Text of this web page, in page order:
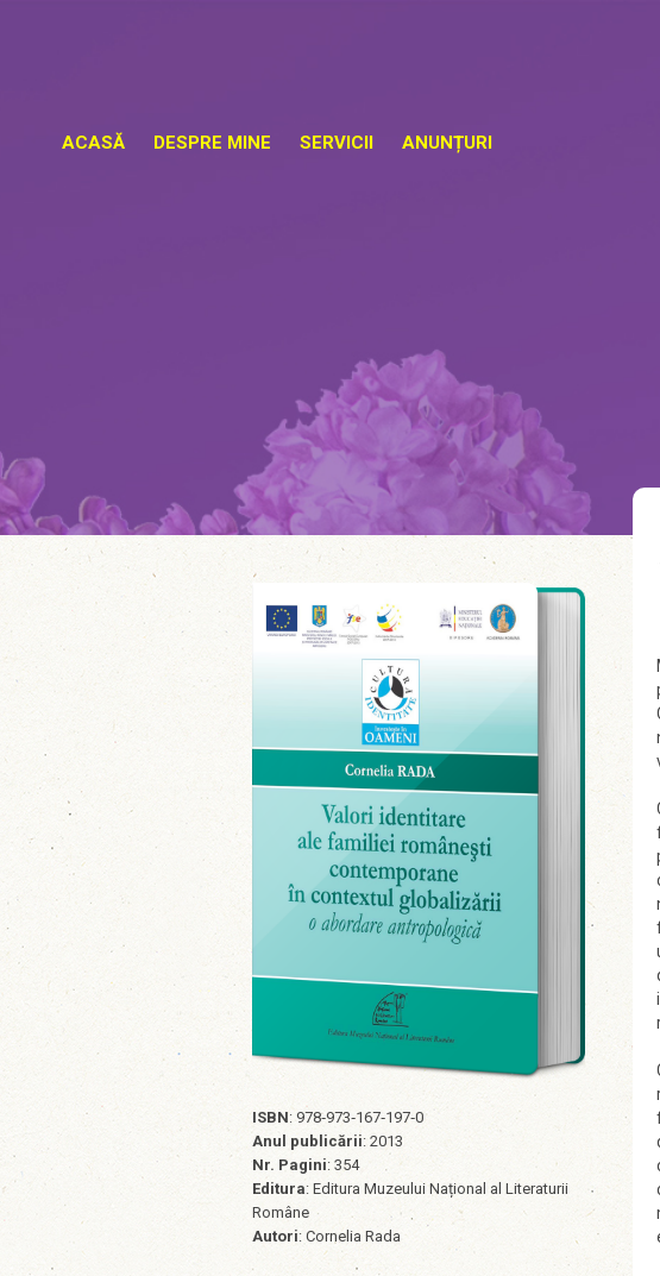
ACASĂ DESPRE MINE SERVICII ANUNȚURI
ISBN: 978‐973‐167‐197‐0
Anul publicării: 2013
Nr. Pagini: 354
Editura: Editura Muzeului Național al Literaturii
Române
Autori: Cornelia Rada